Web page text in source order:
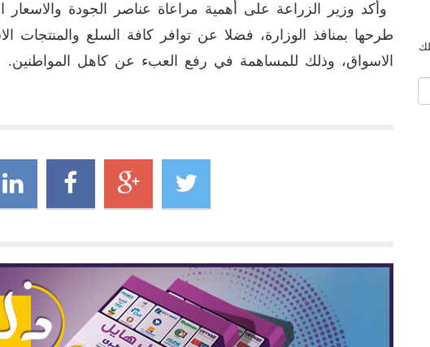
وأكد وزير الزراعة على أهمية مراعاة عناصر الجودة والاسعار
طرحها بمنافذ الوزارة، فضلا عن توافر كافة السلع والمنتجات
الاسواق، وذلك للمساهمة في رفع العبء عن كاهل المواطنين.